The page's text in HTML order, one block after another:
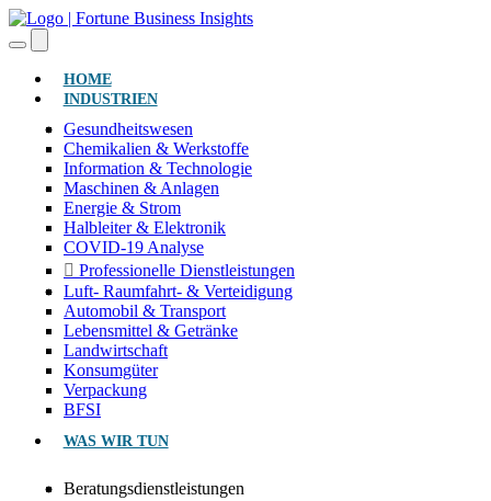
HOME(AKTUELL)
INDUSTRIEN
Gesundheitswesen
Chemikalien & Werkstoffe
Information & Technologie
Maschinen & Anlagen
Energie & Strom
Halbleiter & Elektronik
COVID-19 Analyse
Professionelle Dienstleistungen
Luft- Raumfahrt- & Verteidigung
Automobil & Transport
Lebensmittel & Getränke
Landwirtschaft
Konsumgüter
Verpackung
BFSI
WAS WIR TUN
Beratungsdienstleistungen